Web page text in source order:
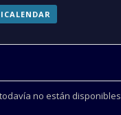
no están disponibles